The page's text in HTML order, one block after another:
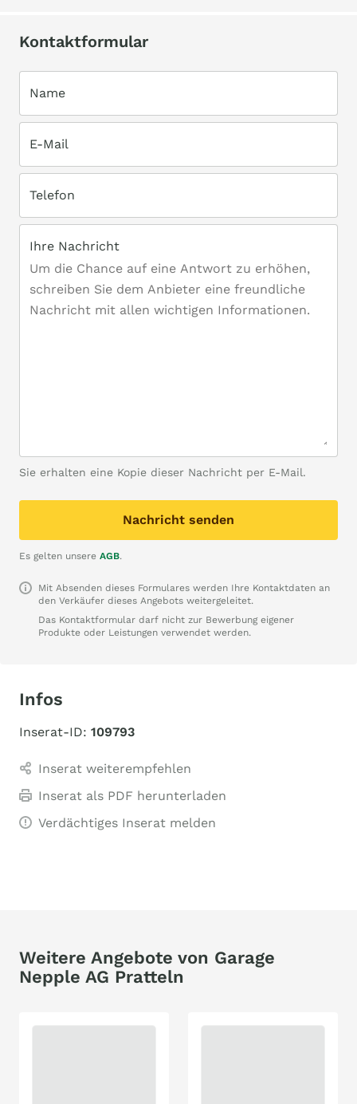
Kontaktformular
Name
E-Mail
Telefon
Ihre Nachricht
Sie erhalten eine Kopie dieser Nachricht per E-Mail.
Nachricht senden
Es gelten unsere AGB.
Mit Absenden dieses Formulares werden Ihre Kontaktdaten an
den Verkäufer dieses Angebots weitergeleitet.
Das Kontaktformular darf nicht zur Bewerbung eigener
Produkte oder Leistungen verwendet werden.
Infos
Inserat-ID: 109793
Inserat weiterempfehlen
Inserat als PDF herunterladen
Verdächtiges Inserat melden
Weitere Angebote von Garage
Nepple AG Pratteln